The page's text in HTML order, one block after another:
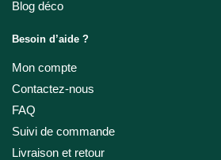
Blog déco
Besoin d’aide ?
Mon compte
Contactez-nous
FAQ
Suivi de commande
Livraison et retour